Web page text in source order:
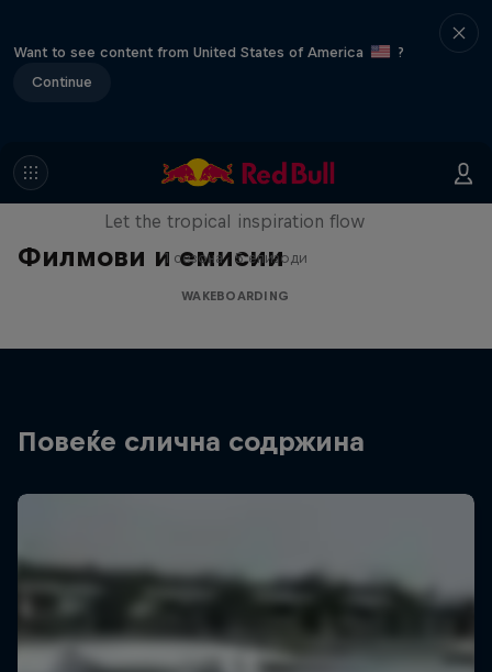
Want to see content from United States of America
?
Continue
Филмови и емисии
Wakecation: Panama
Let the tropical inspiration flow
1 сезона · 5 епизоди
WAKEBOARDING
Повеќе слична содржина